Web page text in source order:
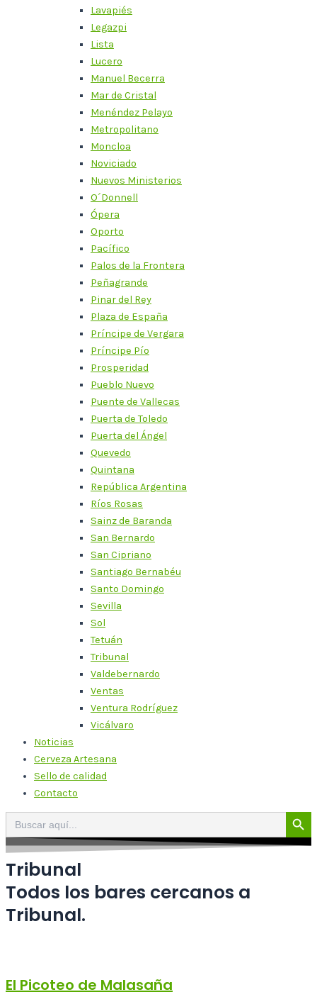
Lavapiés
Legazpi
Lista
Lucero
Manuel Becerra
Mar de Cristal
Menéndez Pelayo
Metropolitano
Moncloa
Noviciado
Nuevos Ministerios
O´Donnell
Ópera
Oporto
Pacífico
Palos de la Frontera
Peñagrande
Pinar del Rey
Plaza de España
Príncipe de Vergara
Príncipe Pío
Prosperidad
Pueblo Nuevo
Puente de Vallecas
Puerta de Toledo
Puerta del Ángel
Quevedo
Quintana
República Argentina
Ríos Rosas
Sainz de Baranda
San Bernardo
San Cipriano
Santiago Bernabéu
Santo Domingo
Sevilla
Sol
Tetuán
Tribunal
Valdebernardo
Ventas
Ventura Rodríguez
Vicálvaro
Noticias
Cerveza Artesana
Sello de calidad
Contacto
Buscar:
Botón de
Tribunal
Todos los bares cercanos a
Tribunal.
El Picoteo de Malasaña